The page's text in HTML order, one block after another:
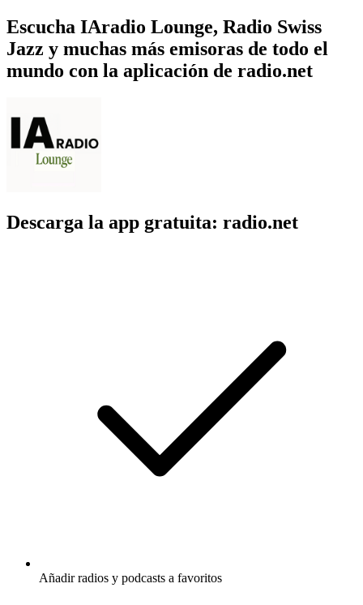
Escucha IAradio Lounge, Radio Swiss
Jazz y muchas más emisoras de todo el
mundo con la aplicación de radio.net
Descarga la app gratuita: radio.net
Añadir radios y podcasts a favoritos